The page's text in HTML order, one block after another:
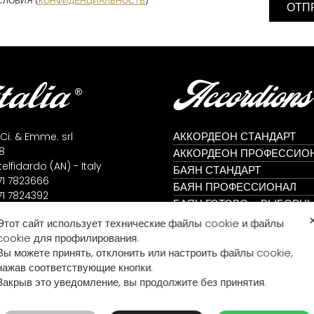
& Emme. srl
(AN) - Italy
7823666
7824392
Accordions
АККОРДЕОН СТАНДАРТ
АККОРДЕОН
БАЯН СТАНДАРТ
БАЯН ПРОФЕССИОНАЛ
БАЯН ГОТОВО –
АККОРДЕОН ГОТОВО-
сайт использует технические файлы cookie и файлы
для профилирования.
можете принять, отклонить или настроить файлы cookie,
соответствующие кнопки.
это уведомление, вы продолжите без принятия.